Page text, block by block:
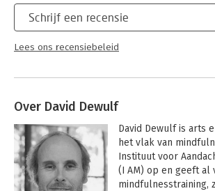
Schrijf een recensie
Lees ons recensiebeleid
Over David Dewulf
David Dewulf is arts
het vlak van
Instituut voor
(I AM) op en geeft al
mindfulnesstraining,